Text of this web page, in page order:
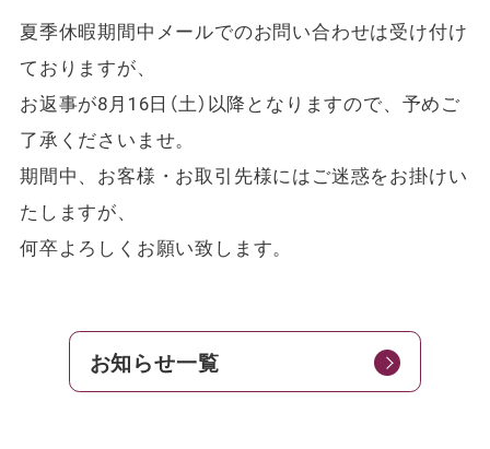
夏季休暇期間中メールでのお問い合わせは受け付け
ておりますが、
お返事が8月16日（土）以降となりますので、予めご
了承くださいませ。
期間中、お客様・お取引先様にはご迷惑をお掛けい
たしますが、
何卒よろしくお願い致します。
お知らせ一覧